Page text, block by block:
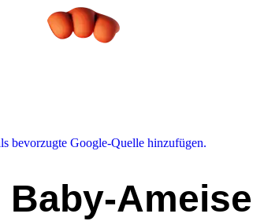
bevorzugte Google-Quelle hinzufügen.
Baby-